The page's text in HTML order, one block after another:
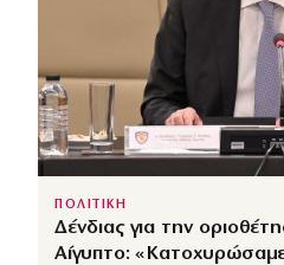
ΠΟΛΙΤΙΚΗ
Δένδιας για την
Αίγυπτο: